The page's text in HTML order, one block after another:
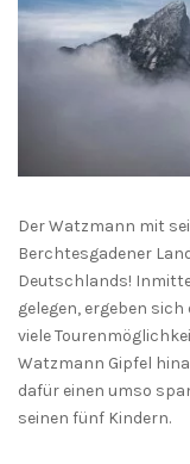
Der Watzmann mit
Berchtesgadener
Deutschlands!
gelegen, ergeben
viele
Watzmann Gipfel
dafür einen umso
seinen fünf Kindern.